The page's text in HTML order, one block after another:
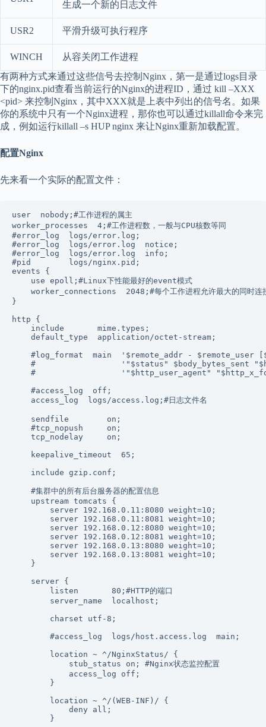
生成一个新的日志文件
USR2 平滑升级可执行程序
WINCH
从容关闭工作进程
有两种方式来通过这些信号去控制Nginx，第一是通过logs目录
下的nginx.pid查看当前运行的Nginx的进程ID，通过 kill –XXX
<pid> 来控制Nginx，其中XXX就是上表中列出的信号名。如果
你的系统中只有一个Nginx进程，那你也可以通过killall命令来完
成，例如运行killall –s HUP nginx 来让Nginx重新加载配置。
配置Nginx
先来看一个实际的配置文件：
user  nobody;#工作进程的属主
worker_processes  4;#工作进程数，一般与CPU核数等同
#error_log  logs/error.log;
#error_log  logs/error.log  notice;
#error_log  logs/error.log  info;
#pid        logs/nginx.pid;
events {
    use epoll;#Linux下性能最好的event模式
worker_connections  2048;#每个工作进程允许最大的同时
}
http {
    include       mime.types;
    default_type  application/octet-stream;
#log_format  main  '$remote_addr - $remote_user
#                  '"$status" $body_bytes_sent
#                  '"$http_user_agent"
    #access_log  off;
    access_log  logs/access.log;#日志文件名
    sendfile        on;
    #tcp_nopush     on;
    tcp_nodelay     on;
    keepalive_timeout  65;
    include gzip.conf;
    #集群中的所有后台服务器的配置信息
    upstream tomcats {
        server 192.168.0.11:8080 weight=10;
        server 192.168.0.11:8081 weight=10;
        server 192.168.0.12:8080 weight=10;
        server 192.168.0.12:8081 weight=10;
        server 192.168.0.13:8080 weight=10;
        server 192.168.0.13:8081 weight=10;
    }
    server {
        listen       80;#HTTP的端口
        server_name  localhost;
        charset utf-8;
        #access_log  logs/host.access.log  main;
        location ~ ^/NginxStatus/ {
            stub_status on; #Nginx状态监控配置
            access_log off;
        }
        location ~ ^/(WEB-INF)/ {
            deny all;
        }